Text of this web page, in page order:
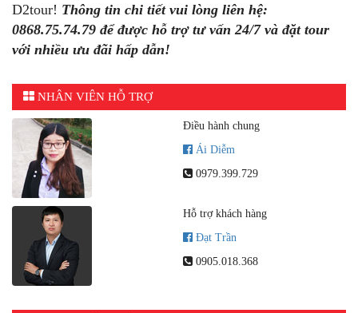
D2tour! Thông tin chi tiết vui lòng liên hệ:
0868.75.74.79 để được hỗ trợ tư vấn 24/7 và đặt tour
với nhiều ưu đãi hấp dẫn!
NHÂN VIÊN HỖ TRỢ
Điều hành chung
Ái Diễm
0979.399.729
Hỗ trợ khách hàng
Đạt Trần
0905.018.368